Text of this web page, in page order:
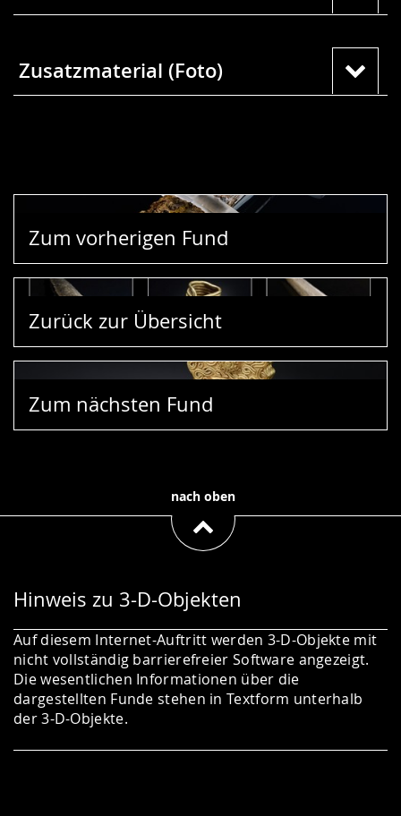
Zusatzmaterial (Foto)
Zum vorherigen Fund
Zurück zur Übersicht
Zum nächsten Fund
nach oben
Hinweis zu 3-D-Objekten
Auf diesem Internet-Auftritt werden 3-D-Objekte mit
nicht vollständig barrierefreier Software angezeigt.
Die wesentlichen Informationen über die
dargestellten Funde stehen in Textform unterhalb
der 3-D-Objekte.